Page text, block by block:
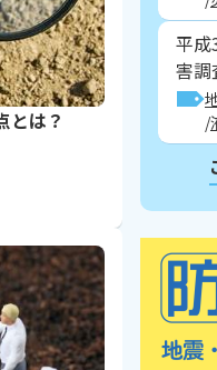
とは？
平成
害調